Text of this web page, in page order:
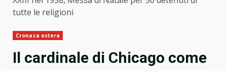
tutte le religioni
Cronaca estera
Il cardinale di Chicago come